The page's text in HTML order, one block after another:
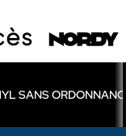
SANS ORDONNANCE